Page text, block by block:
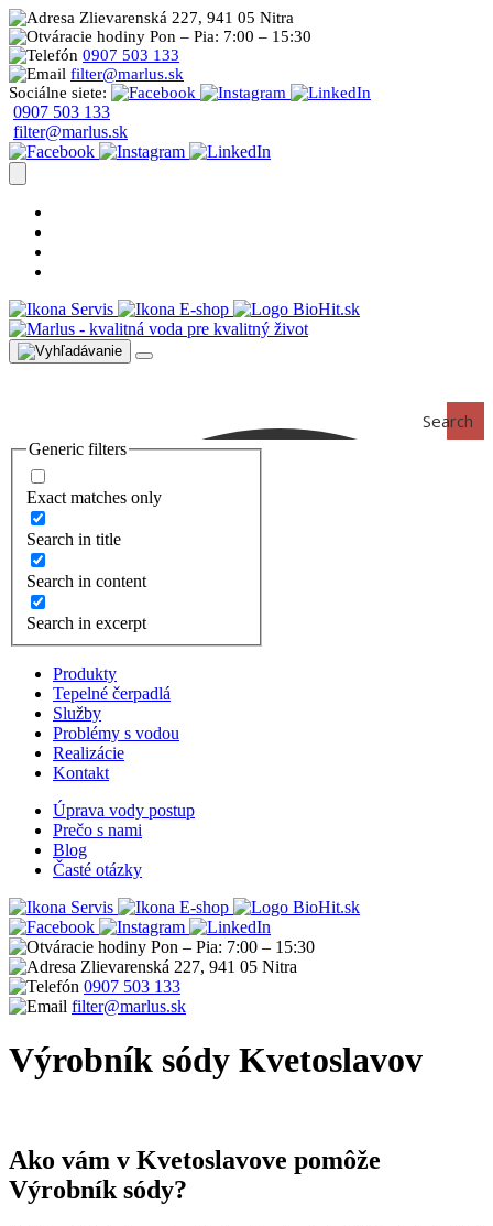
Zlievarenská 227, 941 05 Nitra
Pon – Pia: 7:00 – 15:30
0907 503 133
filter@marlus.sk
Sociálne siete:
0907 503 133
filter@marlus.sk
Servis E-shop
Search
Generic filters
Exact matches only
Search in title
Search in content
Search in excerpt
Produkty
Tepelné čerpadlá
Služby
Problémy s vodou
Realizácie
Kontakt
Úprava vody postup
Prečo s nami
Blog
Časté otázky
Servis
E-shop
Pon – Pia: 7:00 – 15:30
Zlievarenská 227, 941 05 Nitra
0907 503 133
filter@marlus.sk
Výrobník sódy Kvetoslavov
Ako vám v Kvetoslavove pomôže
Výrobník sódy?